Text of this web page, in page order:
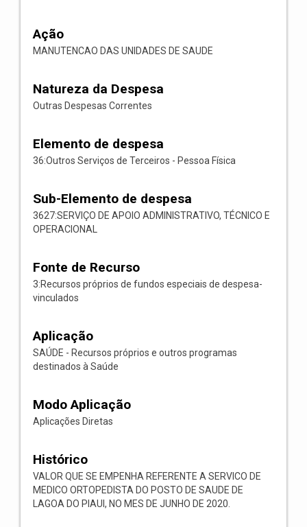
Ação
MANUTENCAO DAS UNIDADES DE SAUDE
Natureza da Despesa
Outras Despesas Correntes
Elemento de despesa
36:Outros Serviços de Terceiros - Pessoa Física
Sub-Elemento de despesa
3627:SERVIÇO DE APOIO ADMINISTRATIVO, TÉCNICO E
OPERACIONAL
Fonte de Recurso
3:Recursos próprios de fundos especiais de despesa-
vinculados
Aplicação
SAÚDE - Recursos próprios e outros programas
destinados à Saúde
Modo Aplicação
Aplicações Diretas
Histórico
VALOR QUE SE EMPENHA REFERENTE A SERVICO DE
MEDICO ORTOPEDISTA DO POSTO DE SAUDE DE
LAGOA DO PIAUI, NO MES DE JUNHO DE 2020.